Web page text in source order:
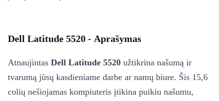
Dell Latitude 5520 - Aprašymas
Atnaujintas Dell Latitude 5520 užtikrina našumą ir
tvarumą jūsų kasdieniame darbe ar namų biure. Šis 15,6
colių nešiojamas kompiuteris įtikina puikiu našumu,